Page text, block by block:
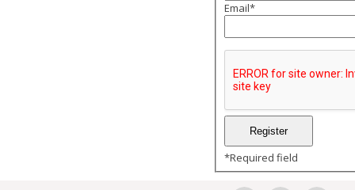
Email*
*Required field